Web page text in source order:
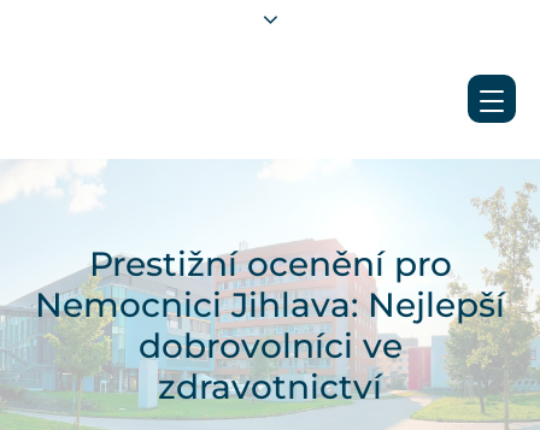
Prestižní ocenění pro
Nemocnici Jihlava: Nejlepší
dobrovolníci ve
zdravotnictví